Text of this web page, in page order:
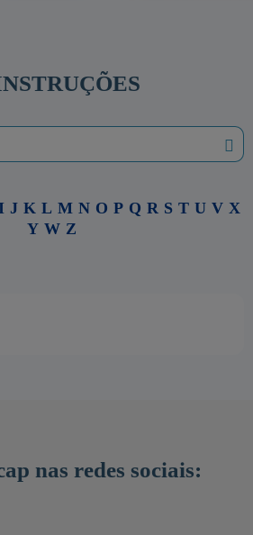
J K L M N O P Q R S T U V X
Y W Z
nas redes sociais: